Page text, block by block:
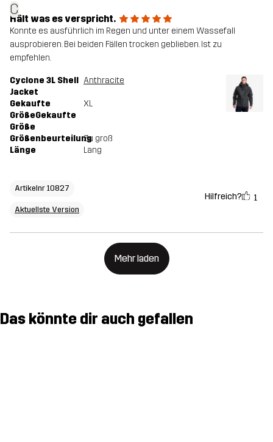
C
Hält was es verspricht.
Konnte es ausführlich im Regen und unter einem Wassefall
ausprobieren. Bei beiden Fällen trocken geblieben. Ist zu
empfehlen.
Cyclone 3L Shell
Jacket
Anthracite
Gekaufte
GrößeGekaufte
Größe
XL
GrößenbeurteilungZu groß
Länge
Lang
Artikelnr 10827
Aktuellste Version
Hilfreich? 1
Mehr laden
Das könnte dir auch gefallen